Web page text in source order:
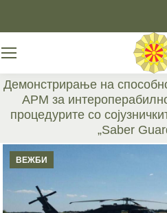
Демонстрирање на
АРМ за
процедурите со
„Saber
ВЕЖБИ